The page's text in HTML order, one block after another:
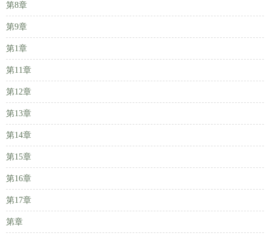
第8章
第9章
第1章
第11章
第12章
第13章
第14章
第15章
第16章
第17章
第章